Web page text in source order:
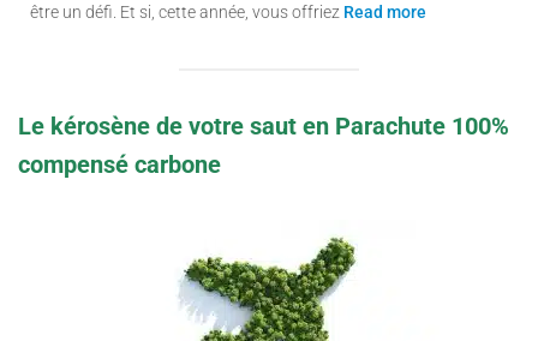
être un défi. Et si, cette année, vous offriez Read more
Le kérosène de votre saut en Parachute 100%
compensé carbone